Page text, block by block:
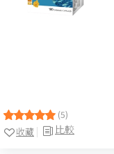
(5)
比較
收藏